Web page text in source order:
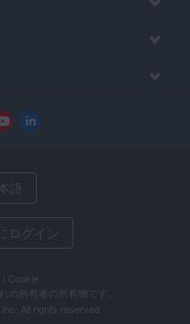
語
ログイン
Cookie
の所有者の所有物です。
All rights reserved.